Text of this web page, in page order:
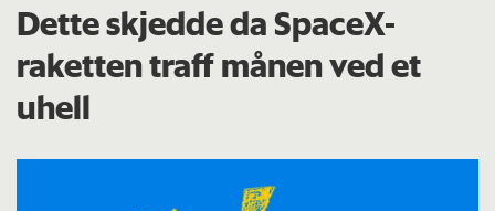
Dette skjedde da SpaceX-
raketten traff månen ved et
uhell